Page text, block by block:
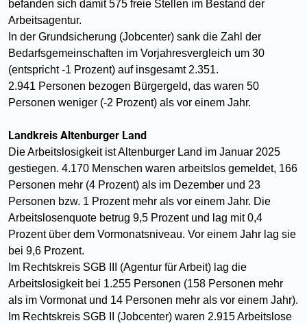
befanden sich damit 575 freie Stellen im Bestand der
Arbeitsagentur.
In der Grundsicherung (Jobcenter) sank die Zahl der
Bedarfsgemeinschaften im Vorjahresvergleich um 30
(entspricht -1 Prozent) auf insgesamt 2.351.
2.941 Personen bezogen Bürgergeld, das waren 50
Personen weniger (-2 Prozent) als vor einem Jahr.
Landkreis Altenburger Land
Die Arbeitslosigkeit ist Altenburger Land im Januar 2025
gestiegen. 4.170 Menschen waren arbeitslos gemeldet, 166
Personen mehr (4 Prozent) als im Dezember und 23
Personen bzw. 1 Prozent mehr als vor einem Jahr. Die
Arbeitslosenquote betrug 9,5 Prozent und lag mit 0,4
Prozent über dem Vormonatsniveau. Vor einem Jahr lag sie
bei 9,6 Prozent.
Im Rechtskreis SGB III (Agentur für Arbeit) lag die
Arbeitslosigkeit bei 1.255 Personen (158 Personen mehr
als im Vormonat und 14 Personen mehr als vor einem Jahr).
Im Rechtskreis SGB II (Jobcenter) waren 2.915 Arbeitslose